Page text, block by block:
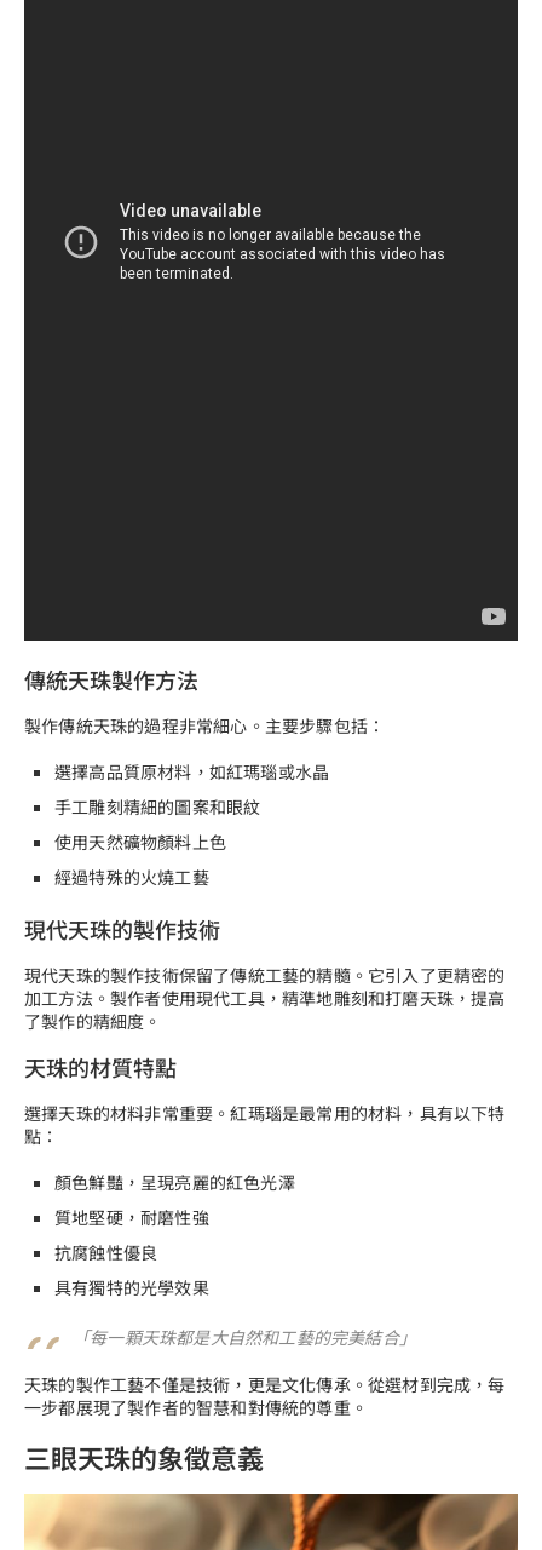
傳統天珠製作方法
製作傳統天珠的過程非常細心。主要步驟包括：
選擇高品質原材料，如紅瑪瑙或水晶
手工雕刻精細的圖案和眼紋
使用天然礦物顏料上色
經過特殊的火燒工藝
現代天珠的製作技術
現代天珠的製作技術保留了傳統工藝的精髓。它引入了更精密的
加工方法。製作者使用現代工具，精準地雕刻和打磨天珠，提高
了製作的精細度。
天珠的材質特點
選擇天珠的材料非常重要。紅瑪瑙是最常用的材料，具有以下特
點：
顏色鮮豔，呈現亮麗的紅色光澤
質地堅硬，耐磨性強
抗腐蝕性優良
具有獨特的光學效果
「每一顆天珠都是大自然和工藝的完美結合」
天珠的製作工藝不僅是技術，更是文化傳承。從選材到完成，每
一步都展現了製作者的智慧和對傳統的尊重。
三眼天珠的象徵意義